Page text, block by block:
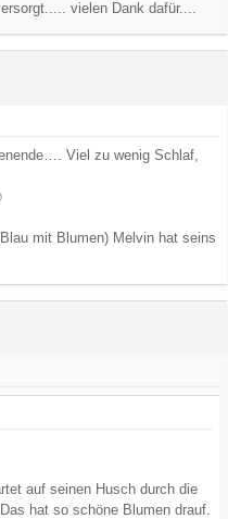
vielen Dank dafür....
Viel zu wenig Schlaf,
mit Blumen) Melvin hat seins
auf seinen Husch durch die
hat so schöne Blumen drauf.